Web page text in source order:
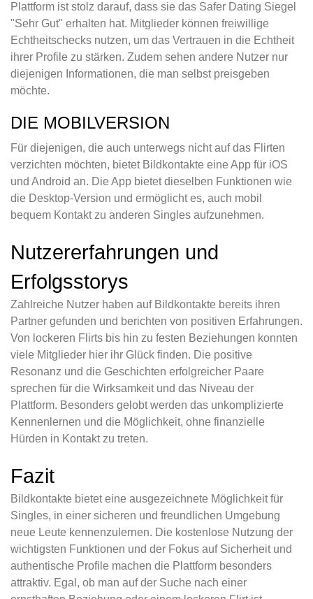
Plattform ist stolz darauf, dass sie das Safer Dating Siegel
"Sehr Gut" erhalten hat. Mitglieder können freiwillige
Echtheitschecks nutzen, um das Vertrauen in die Echtheit
ihrer Profile zu stärken. Zudem sehen andere Nutzer nur
diejenigen Informationen, die man selbst preisgeben
möchte.
DIE MOBILVERSION
Für diejenigen, die auch unterwegs nicht auf das Flirten
verzichten möchten, bietet Bildkontakte eine App für iOS
und Android an. Die App bietet dieselben Funktionen wie
die Desktop-Version und ermöglicht es, auch mobil
bequem Kontakt zu anderen Singles aufzunehmen.
Nutzererfahrungen und
Erfolgsstorys
Zahlreiche Nutzer haben auf Bildkontakte bereits ihren
Partner gefunden und berichten von positiven Erfahrungen.
Von lockeren Flirts bis hin zu festen Beziehungen konnten
viele Mitglieder hier ihr Glück finden. Die positive
Resonanz und die Geschichten erfolgreicher Paare
sprechen für die Wirksamkeit und das Niveau der
Plattform. Besonders gelobt werden das unkomplizierte
Kennenlernen und die Möglichkeit, ohne finanzielle
Hürden in Kontakt zu treten.
Fazit
Bildkontakte bietet eine ausgezeichnete Möglichkeit für
Singles, in einer sicheren und freundlichen Umgebung
neue Leute kennenzulernen. Die kostenlose Nutzung der
wichtigsten Funktionen und der Fokus auf Sicherheit und
authentische Profile machen die Plattform besonders
attraktiv. Egal, ob man auf der Suche nach einer